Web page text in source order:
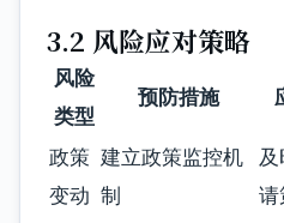
3.2 风险应对策略
风险
类型
预防措施
政策
变动
建立政策监控机
制
请